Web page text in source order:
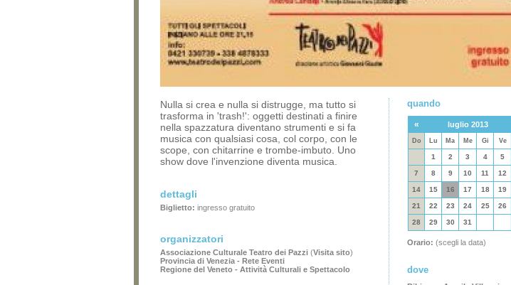
Nulla si crea e nulla si distrugge, ma tutto si
trasforma in 'trash!': oggetti destinati a finire
nella spazzatura diventano strumenti e si fa
musica con qualsiasi cosa, col corpo, con le
scope, con chitarrine e trombe-imbuto. Uno
show dove l'invenzione diventa musica.
dettagli
Biglietto: ingresso gratuito
organizzatori
Associazione Culturale Teatro dei Pazzi (Visita sito)
Provincia di Venezia - Rete Eventi
Regione del Veneto - Attività Culturali e Spettacolo
quando
« luglio 2013
Do Lu Ma Me Gi Ve
1 2 3 4 5
7 8 9 10 11 12
14 15 16 17 18 19
21 22 23 24 25 26
28 29 30 31
Orario: (scegli la data)
dove